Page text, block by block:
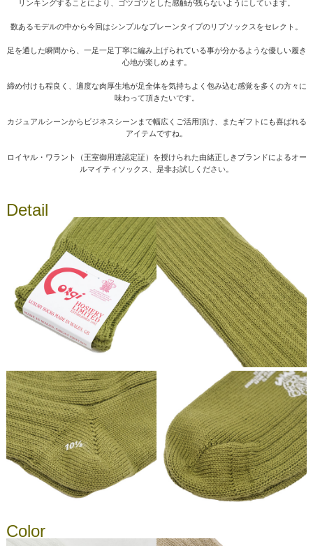
リンキングすることにより、ゴツゴツとした感触が残らないようにしています。
数あるモデルの中から今回はシンプルなプレーンタイプのリブソックスをセレクト。
足を通した瞬間から、一足一足丁寧に編み上げられている事が分かるような優しい履き
心地が楽しめます。
締め付けも程良く、適度な肉厚生地が足全体を気持ちよく包み込む感覚を多くの方々に
味わって頂きたいです。
カジュアルシーンからビジネスシーンまで幅広くご活用頂け、またギフトにも喜ばれる
アイテムですね。
ロイヤル・ワラント（王室御用達認定証）を授けられた由緒正しきブランドによるオー
ルマイティソックス、是非お試しください。
Detail
Color